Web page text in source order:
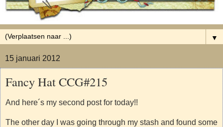
▼
15 januari 2012
Fancy Hat CCG#215
And here´s my second post for today!!
The other day I was going through my stash and found some